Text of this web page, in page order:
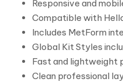
Responsive and
Compatible with
Includes MetForm
Global Kit Styles
Fast and lightweight
Clean professional